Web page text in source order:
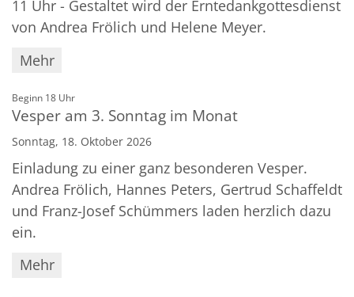
11 Uhr - Gestaltet wird der Erntedankgottesdienst
von Andrea Frölich und Helene Meyer.
Mehr
Beginn 18 Uhr:
Vesper am 3. Sonntag im Monat
Sonntag, 18. Oktober 2026
Einladung zu einer ganz besonderen Vesper.
Andrea Frölich, Hannes Peters, Gertrud Schaffeldt
und Franz-Josef Schümmers laden herzlich dazu
ein.
Mehr